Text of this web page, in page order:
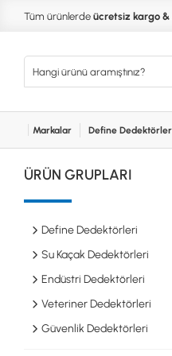
Kurumsal Markalar
Define
Dedektörleri
Tüm ürünlerdeücretsiz kargo
Markalar Define
ÜRÜN GRUPLARI
Define Dedektörleri
Su Kaçak Dedektörleri
Endüstri Dedektörleri
Veteriner Dedektörleri
Güvenlik Dedektörleri